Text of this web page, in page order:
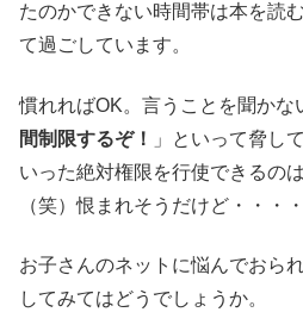
たのかできない時間帯は本を読
て過ごしています。
慣れればOK。言うことを聞かな
間制限するぞ！
」といって脅し
いった絶対権限を行使できるの
（笑）恨まれそうだけど・・・
お子さんのネットに悩んでおら
してみてはどうでしょうか。